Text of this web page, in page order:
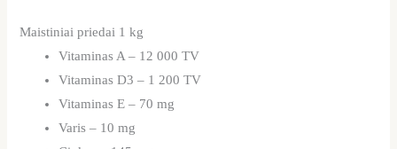
Maistiniai priedai 1 kg
Vitaminas A – 12 000 TV
Vitaminas D3 – 1 200 TV
Vitaminas E – 70 mg
Varis – 10 mg